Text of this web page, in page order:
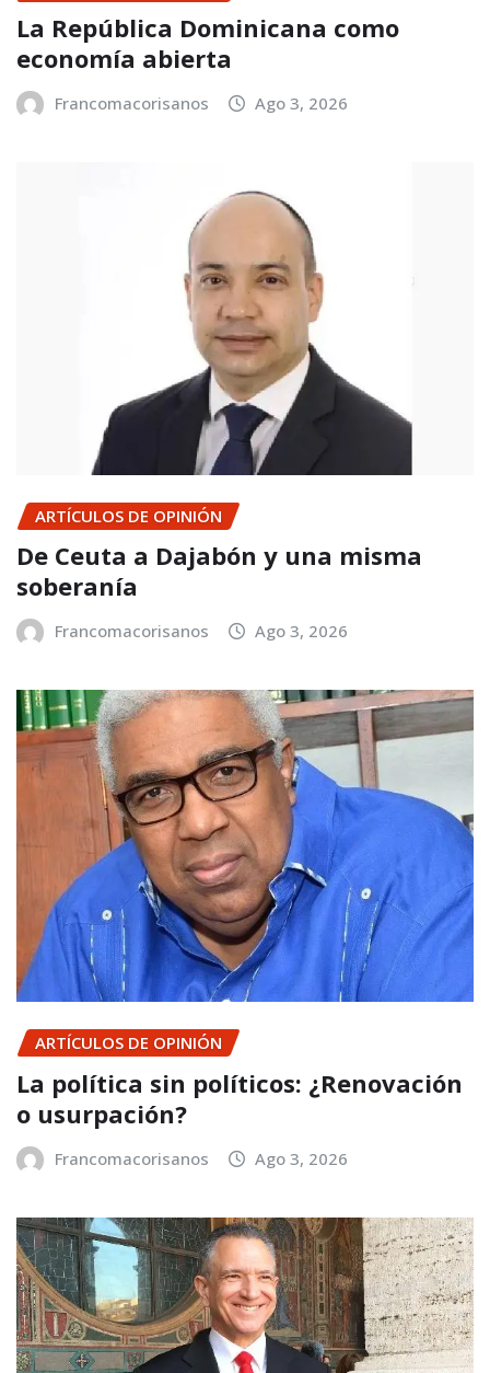
La República Dominicana como
economía abierta
Francomacorisanos Ago 3, 2026
ARTÍCULOS DE OPINIÓN
De Ceuta a Dajabón y una misma
soberanía
Francomacorisanos Ago 3, 2026
ARTÍCULOS DE OPINIÓN
La política sin políticos: ¿Renovación
o usurpación?
Francomacorisanos Ago 3, 2026